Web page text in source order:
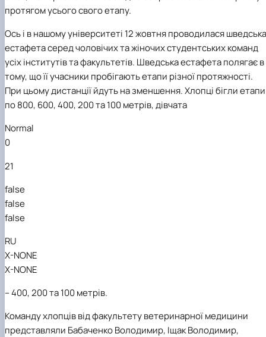
НОВИНИ
факультетом ветеринарної медицини …
Скринька довіри
Вступ 2021 рік
Вступ 2020 рік
Вступ 2019 рік
протягом усього свого етапу.
Ось і в нашому університеті 12 жовтня проводилася шведська
естафета середчоловічих та жіночих студентських команд
усіх інститутів та факультетів. Шведська естафета полягаєв
тому, щоїїучасники пробігаютьетапи різноїпротяжності.
При цьомудистанціїйдутьназменшення.Хлопці біглиетапи
по800, 600,400,200та100 метрів, дівчата
Normal
0
21
false
false
false
RU
X-NONE
X-NONE
–400, 200 та 100 метрів.
Команду хлопців від факультету ветеринарної медицини
представляли Бабаченко Володимир, Іщак Володимир,